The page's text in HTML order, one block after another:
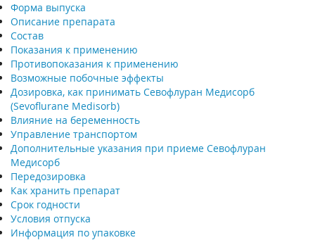
Форма выпуска
Описание препарата
Состав
Показания к применению
Противопоказания к применению
Возможные побочные эффекты
Дозировка, как принимать Севофлуран Медисорб
(Sevoflurane Medisorb)
Влияние на беременность
Управление транспортом
Дополнительные указания при приеме Севофлуран
Медисорб
Передозировка
Как хранить препарат
Срок годности
Условия отпуска
Информация по упаковке